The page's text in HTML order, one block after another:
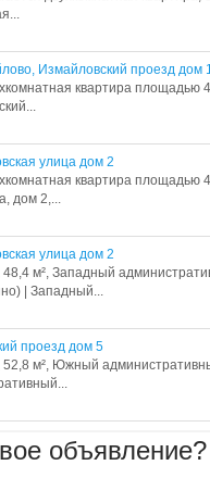
Измайловский проезд дом
квартира площадью
улица дом 2
квартира площадью
дом 2,...
улица дом 2
48,4 м², Западный
| Западный...
проезд дом 5
52,8 м², Южный
объявление?